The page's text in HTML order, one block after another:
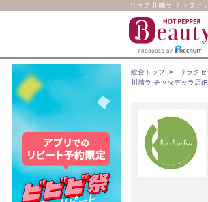
リラク 川崎ラ チッタデ
総合トップ> リラク
川崎ラ チッタデッラ店